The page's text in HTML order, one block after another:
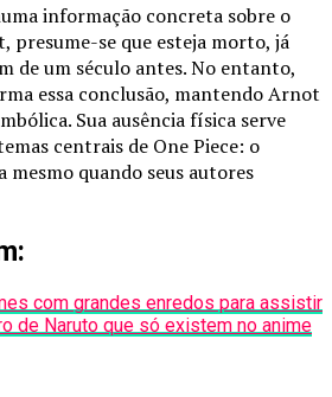
informação concreta sobre o
presume-se que esteja morto, já
de um século antes. No entanto,
essa conclusão, mantendo Arnot
Sua ausência física serve
centrais de One Piece: o
quando seus autores
com grandes enredos para assistir
de Naruto que só existem no anime